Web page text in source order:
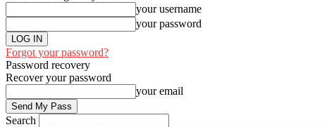
your username
your password
Forgot your password?
Password recovery
Recover your password
your email
Search